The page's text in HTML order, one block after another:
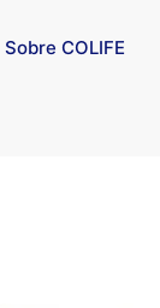
Sobre COLIFE